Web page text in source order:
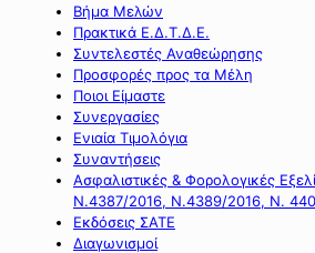
Βήμα Μελών
Πρακτικά Ε.Δ.Τ.Δ.Ε.
Συντελεστές Αναθεώρησης
Προσφορές προς τα Μέλη
Ποιοι Είμαστε
Συνεργασίες
Ενιαία Τιμολόγια
Συναντήσεις
Ασφαλιστικές & Φορολογικές
Ν.4387/2016, Ν.4389/2016, Ν.
Εκδόσεις ΣΑΤΕ
Διαγωνισμοί